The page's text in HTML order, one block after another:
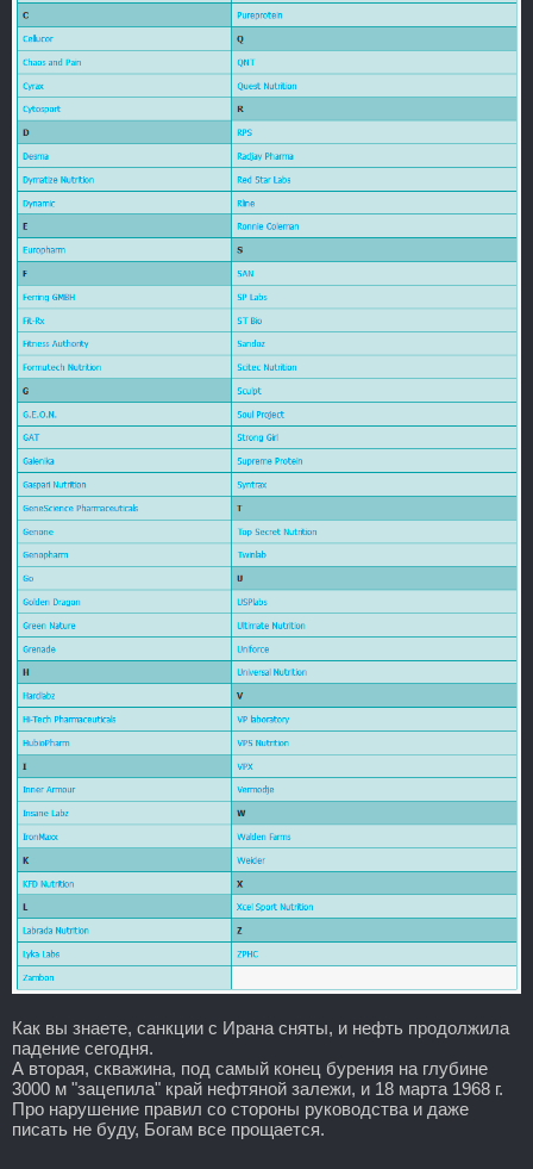
Как вы знаете, санкции с Ирана сняты, и нефть продолжила
падение сегодня.
А вторая, скважина, под самый конец бурения на глубине
3000 м "зацепила" край нефтяной залежи, и 18 марта 1968 г.
Про нарушение правил со стороны руководства и даже
писать не буду, Богам все прощается.